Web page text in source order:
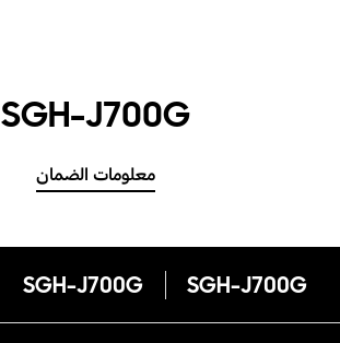
SGH-J700G
معلومات الضمان
SGH-J700G
SGH-J700G